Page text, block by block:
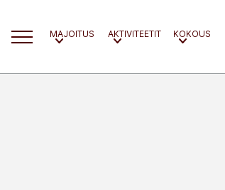
MAJOITUS AKTIVITEETIT KOKOUS